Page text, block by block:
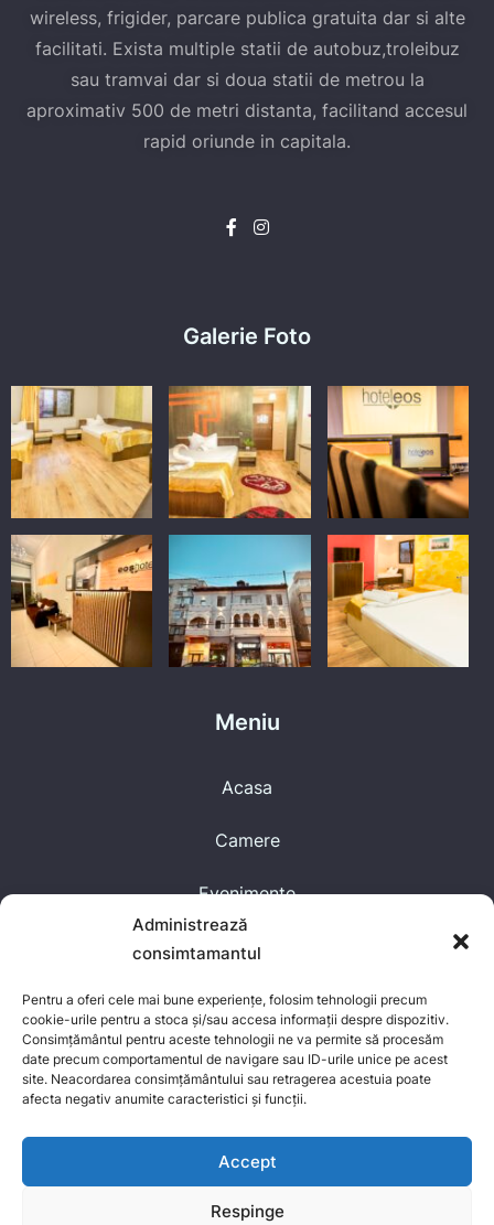
Administrează
consimtamantul
Pentru a oferi cele mai bune experiențe, folosim tehnologii precum
cookie-urile pentru a stoca și/sau accesa informații despre dispozitiv.
Consimțământul pentru aceste tehnologii ne va permite să procesăm
date precum comportamentul de navigare sau ID-urile unice pe acest
site. Neacordarea consimțământului sau retragerea acestuia poate
afecta negativ anumite caracteristici și funcții.
Accept
Respinge
wireless, frigider, parcare publica gratuita dar si alte
facilitati. Exista multiple statii de autobuz,troleibuz
sau tramvai dar si doua statii de metrou la
aproximativ 500 de metri distanta, facilitand accesul
rapid oriunde in capitala.
Galerie Foto
Meniu
Acasa
Camere
Evenimente
Blog
Contact
Despre Noi